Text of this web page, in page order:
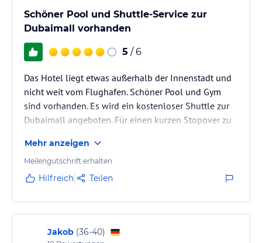
Schöner Pool und Shuttle-Service zur
Dubaimall vorhanden
5 / 6
Das Hotel liegt etwas außerhalb der Innenstadt und
nicht weit vom Flughafen. Schöner Pool und Gym
sind vorhanden. Es wird ein kostenloser Shuttle zur
Dubaimall angeboten. Für einen kurzen Stopover zu
Mehr anzeigen
Meilengutschrift erhalten
Hilfreich Teilen
Jakob (36-40)